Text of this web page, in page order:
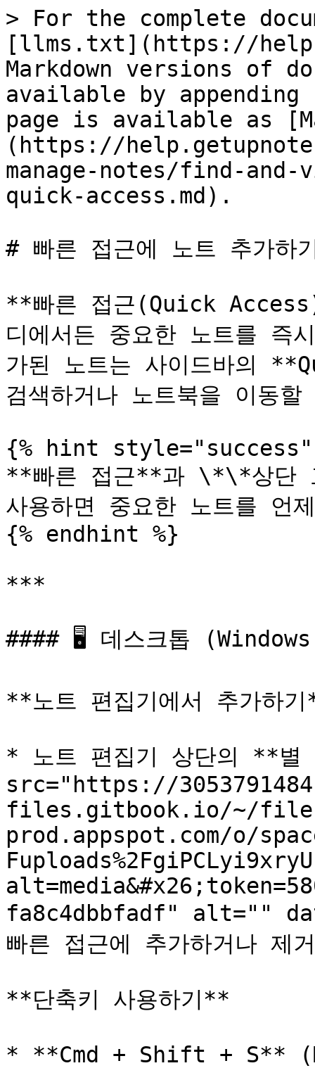
> For the complete
[llms.txt](https://
Markdown versions of
available by
page is available as
(https://
manage-notes/find-
quick-access.md).
# 빠른 접근에 노트 추가하
**빠른 접근(Quick
디에서든 중요한 노트를
가된 노트는 사이드바의
검색하거나 노트북을 이동
{% hint style="success"
**빠른 접근**과 \*\*상
사용하면 중요한 노트를 언
{% endhint %}
***
#### 🖥 데스크톱
**노트 편집기에서 추가하
* 노트 편집기 상단의 **별
src="https://
files.gitbook.io/~/
prod.appspot.com/o/
fa8c4dbbfadf" alt=""
빠른 접근에 추가하거나 제
**단축키 사용하기**
* **Cmd + Shift + S**